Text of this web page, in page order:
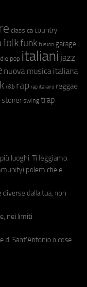
classica country
folkfunk fusion garage
pop italiani jazz
nuova musica italiana
r&b rap rap italiano reggae
stoner swing trap
luoghi. Ti leggiamo.
polemiche e
diverse dalla tua, non
nei limiti
di Sant'Antonio o cose